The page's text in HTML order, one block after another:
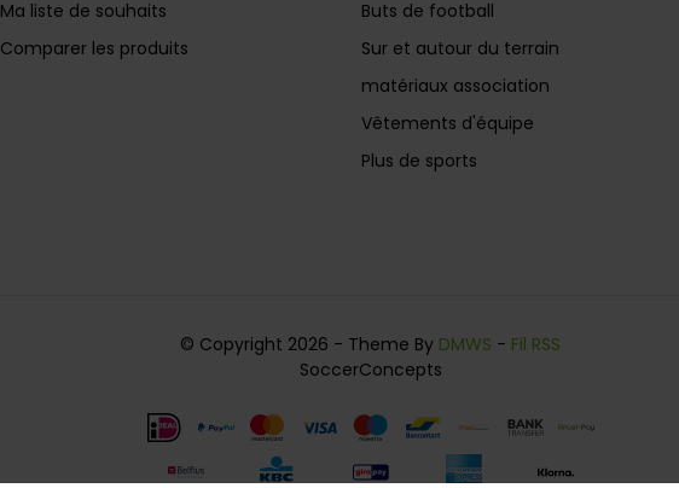
Ma liste de souhaits
Comparer les produits
Buts de football
Sur et autour du terrain
matériaux association
Vêtements d'équipe
Plus de sports
© Copyright 2026 - Theme By DMWS - Fil RSS
SoccerConcepts